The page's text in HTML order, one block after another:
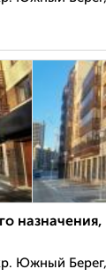
назначения,
Южный